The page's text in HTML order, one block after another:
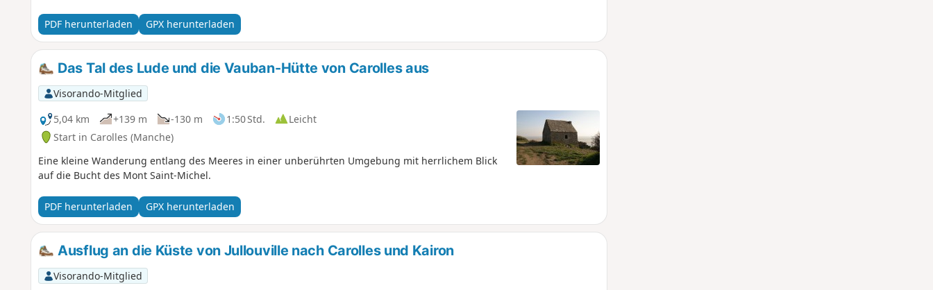
PDF herunterladen GPX herunterladen
Das Tal des Lude und die Vauban-Hütte von Carolles aus
Visorando-Mitglied
5,04 km
+139 m -130 m 1:50 Std.
Leicht
Start in Carolles (Manche)
Eine kleine Wanderung entlang des Meeres in einer unberührten Umgebung mit herrlichem Blick
auf die Bucht des Mont Saint-Michel.
PDF herunterladen GPX herunterladen
Ausflug an die Küste von Jullouville nach Carolles und Kairon
Visorando-Mitglied